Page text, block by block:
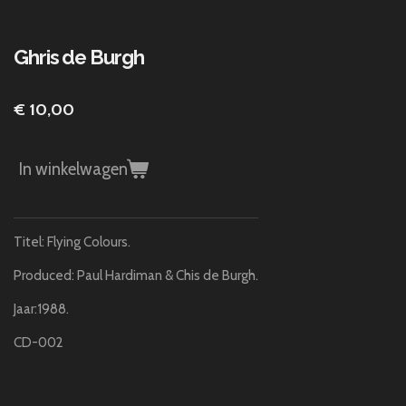
Ghris de Burgh
€ 10,00
In winkelwagen
Titel: Flying Colours.
Produced: Paul Hardiman & Chis de Burgh.
Jaar:1988.
CD-002